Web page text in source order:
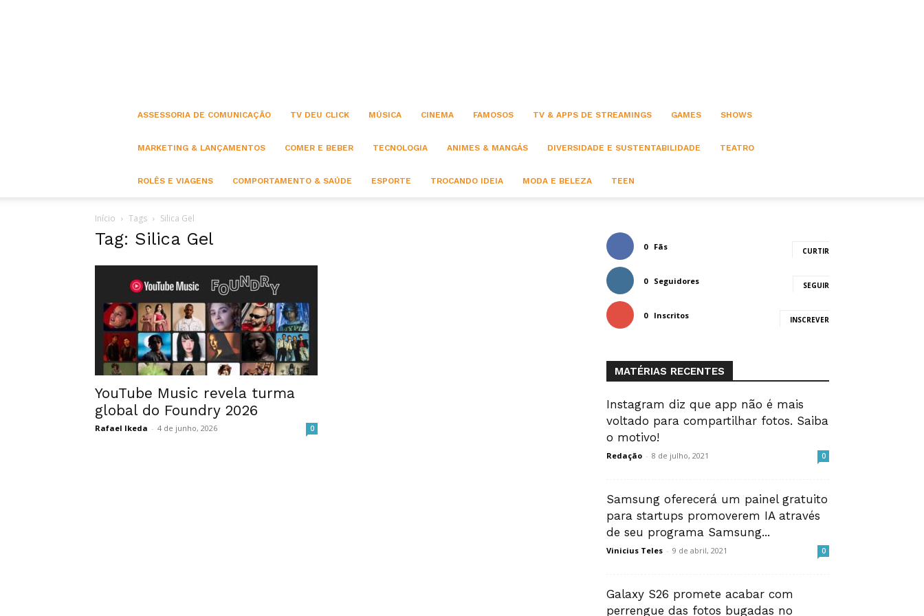
ASSESSORIA DE COMUNICAÇÃO TV DEU CLICK MÚSICA CINEMA FAMOSOS TV & APPS DE STREAMINGS GAMES SHOWS
MARKETING & LANÇAMENTOS COMER E BEBER TECNOLOGIA ANIMES & MANGÁS DIVERSIDADE E SUSTENTABILIDADE TEATRO
ROLÊS E VIAGENS COMPORTAMENTO & SAÚDE ESPORTE TROCANDO IDEIA MODA E BELEZA TEEN
Início Tags Silica Gel
Tag: Silica Gel
YouTube Music revela turma
global do Foundry 2026
Rafael Ikeda - 4 de junho, 2026 0
0 Fãs CURTIR
0 Seguidores SEGUIR
0 Inscritos INSCREVER
MATÉRIAS RECENTES
Instagram diz que app não é mais
voltado para compartilhar fotos. Saiba
o motivo!
Redação - 8 de julho, 2021 0
Samsung oferecerá um painel gratuito
para startups promoverem IA através
de seu programa Samsung...
Vinicius Teles - 9 de abril, 2021 0
Galaxy S26 promete acabar com
perrengue das fotos bugadas no